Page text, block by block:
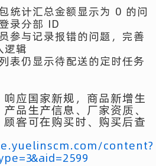
统计汇总金额显示为 0 的问
录分部 ID
参与记录报错的问题，完善
逻辑
表仍显示待配送的定时任务
应国家新规，商品新增生
品生产信息、厂家资质、
客可在购买时、购买后查
content?